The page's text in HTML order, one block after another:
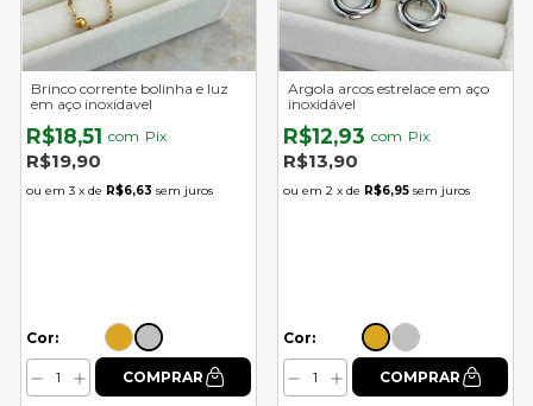
Brinco corrente bolinha e luz
em aço inoxidavel
R$18,51 com Pix
R$19,90
3 x de R$6,63 sem juros
Cor:
Argola arcos estrelace em aço
inoxidável
R$12,93 com Pix
R$13,90
2 x de R$6,95 sem juros
Cor: